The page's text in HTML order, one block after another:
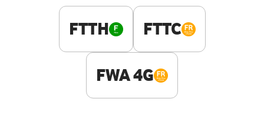
FTTH FTTC
FWA 4G